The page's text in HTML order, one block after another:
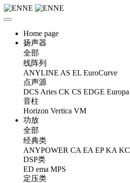
Home page
扬声器
全部
线阵列
ANYLINE AS EL EuroCurve
点声源
DCS Aries CK CS EDGE Europa
音柱
Horizon Vertica VM
功放
全部
经典类
ANYPOWER CA EA EP KA KC
DSP类
ED ema MPS
定压类